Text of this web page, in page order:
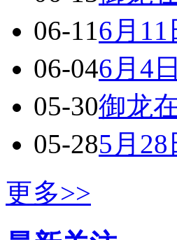
06-116月
06-046月4
05-30御龙
05-285月
更多>>